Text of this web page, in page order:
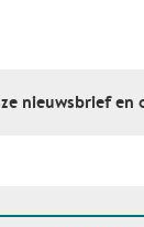
nieuwsbrief